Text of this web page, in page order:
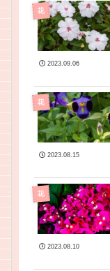
花
2023.09.06
花
2023.08.15
花
2023.08.10